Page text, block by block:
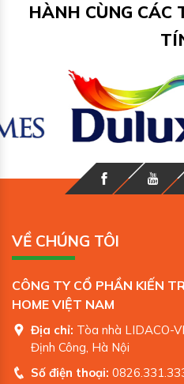
HÀNH CÙNG CÁC
VỀ CHÚNG TÔI
CÔNG TY CỔ PHẦN KIẾN
HOME VIỆT NAM
Địa chỉ: Tòa nhà LIDACO-
Định Công, Hà Nội
Số điện thoại: